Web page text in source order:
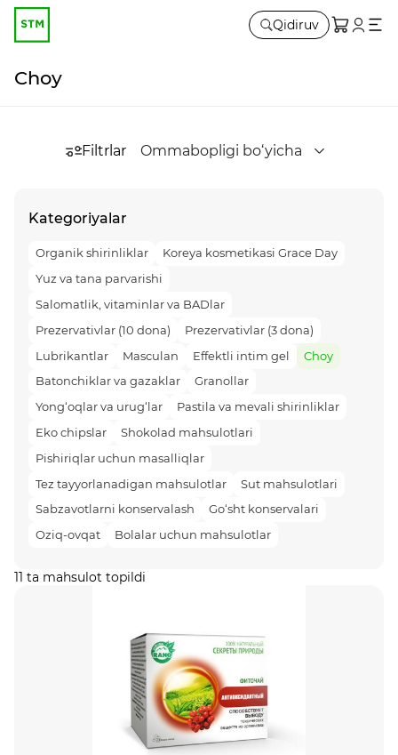
Qidiruv
Choy
Filtrlar Ommabopligi bo‘yicha
11 ta mahsulot topildi
Kategoriyalar
Organik shirinliklar
Koreya kosmetikasi Grace Day
Yuz va tana parvarishi
Salomatlik, vitaminlar va BADlar
Prezervativlar (10 dona)
Prezervativlar (3 dona)
Lubrikantlar
Masculan Effektli intim gel
Choy
Batonchiklar va gazaklar
Granollar
Yong‘oqlar va urug‘lar
Pastila va mevali shirinliklar
Eko chipslar
Shokolad mahsulotlari
Pishiriqlar uchun masalliqlar
Tez tayyorlanadigan mahsulotlar
Sut mahsulotlari
Sabzavotlarni konservalash
Go‘sht konservalari
Oziq-ovqat
Bolalar uchun mahsulotlar